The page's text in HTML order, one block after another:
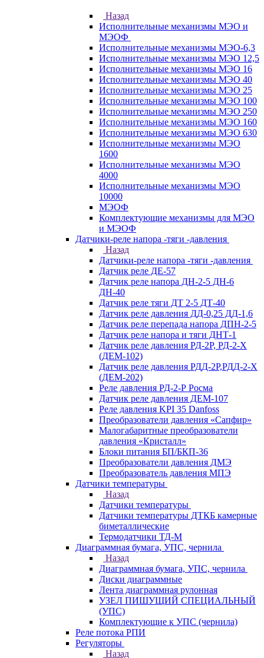
Назад
Исполнительные механизмы МЭО и
МЭОФ
Исполнительные механизмы МЭО-6,3
Исполнительные механизмы МЭО 12,5
Исполнительные механизмы МЭО 16
Исполнительные механизмы МЭО 40
Исполнительные механизмы МЭО 25
Исполнительные механизмы МЭО 100
Исполнительные механизмы МЭО 250
Исполнительные механизмы МЭО 160
Исполнительные механизмы МЭО 630
Исполнительные механизмы МЭО
1600
Исполнительные механизмы МЭО
4000
Исполнительные механизмы МЭО
10000
МЭОФ
Комплектующие механизмы для МЭО
и МЭОФ
Датчики-реле напора -тяги -давления
Назад
Датчики-реле напора -тяги -давления
Датчик реле ДЕ-57
Датчик реле напора ДН-2-5 ДН-6
ДН-40
Датчик реле тяги ДТ 2-5 ДТ-40
Датчик реле давления ДД-0,25 ДД-1,6
Датчик реле перепада напора ДПН-2-5
Датчик реле напора и тяги ДНТ-1
Датчик реле давления РД-2Р, РД-2-Х
(ДЕМ-102)
Датчик реле давления РДД-2Р,РДД-2-Х
(ДЕМ-202)
Реле давления РД-2-Р Росма
Датчик реле давления ДЕМ-107
Реле давления KPI 35 Danfoss
Преобразователи давления «Сапфир»
Малогабаритные преобразователи
давления «Кристалл»
Блоки питания БП/БКП-36
Преобразователи давления ДМЭ
Преобразователь давления МПЭ
Датчики температуры
Назад
Датчики температуры
Датчики температуры ДТКБ камерные
биметаллические
Термодатчики ТД-М
Диаграммная бумага, УПС, чернила
Назад
Диаграммная бумага, УПС, чернила
Диски диаграммные
Лента диаграммная рулонная
УЗЕЛ ПИШУЩИЙ СПЕЦИАЛЬНЫЙ
(УПС)
Комплектующие к УПС (чернила)
Реле потока РПИ
Регуляторы
Назад